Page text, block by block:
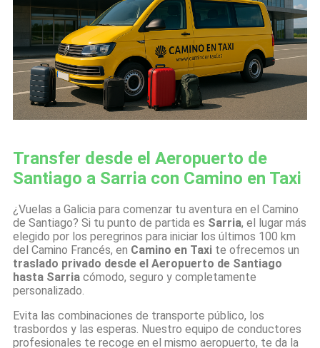
Transfer desde el Aeropuerto de
Santiago a Sarria con Camino en Taxi
¿Vuelas a Galicia para comenzar tu aventura en el Camino
de Santiago? Si tu punto de partida es Sarria, el lugar más
elegido por los peregrinos para iniciar los últimos 100 km
del Camino Francés, en Camino en Taxi te ofrecemos un
traslado privado desde el Aeropuerto de Santiago
hasta Sarria cómodo, seguro y completamente
personalizado.
Evita las combinaciones de transporte público, los
trasbordos y las esperas. Nuestro equipo de conductores
profesionales te recoge en el mismo aeropuerto, te da la